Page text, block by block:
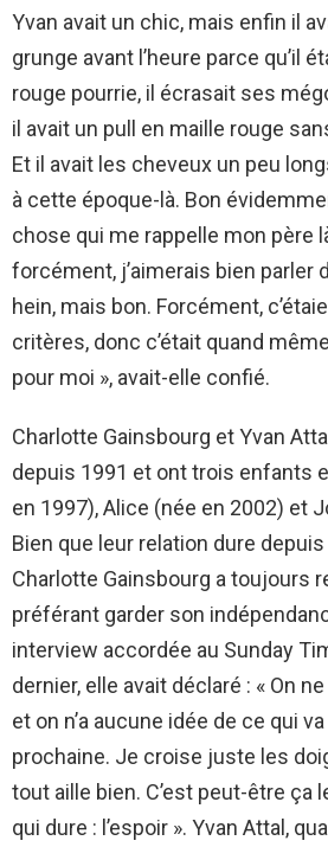
Yvan avait un chic, mais enfin il
grunge avant l’heure parce qu’il
rouge pourrie, il écrasait ses
il avait un pull en maille rouge
Et il avait les cheveux un peu
à cette époque-là. Bon
chose qui me rappelle mon père
forcément, j’aimerais bien parler
hein, mais bon. Forcément,
critères, donc c’était quand
pour moi », avait-elle confié.
Charlotte Gainsbourg et Yvan
depuis 1991 et ont trois enfants
en 1997), Alice (née en 2002) et
Bien que leur relation dure
Charlotte Gainsbourg a toujours
préférant garder son
interview accordée au Sunday
dernier, elle avait déclaré : « On
et on n’a aucune idée de ce qui
prochaine. Je croise juste les
tout aille bien. C’est peut-être ça
qui dure : l’espoir ». Yvan Attal,